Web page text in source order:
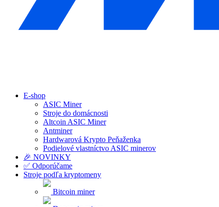
E-shop
ASIC Miner
Stroje do domácnosti
Altcoin ASIC Miner
Antminer
Hardwarová Krypto Peňaženka
Podielové vlastníctvo ASIC minerov
🎉 NOVINKY
✅ Odporúčame
Stroje podľa kryptomeny
Bitcoin miner